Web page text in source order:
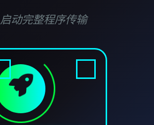
启动完整程序传输